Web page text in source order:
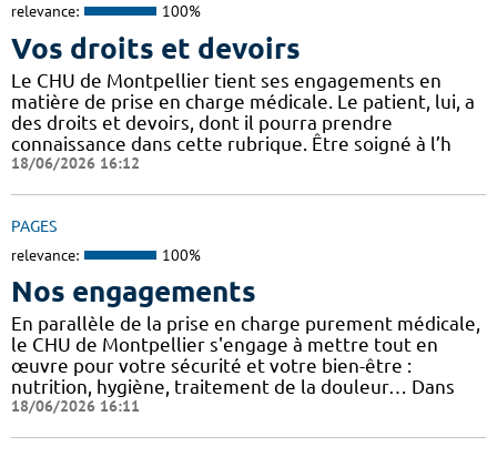
relevance: 100%
Vos droits et devoirs
Le CHU de Montpellier tient ses engagements en
matière de prise en charge médicale. Le patient, lui, a
des droits et devoirs, dont il pourra prendre
connaissance dans cette rubrique. Être soigné à l’h
18/06/2026 16:12
PAGES
relevance: 100%
Nos engagements
En parallèle de la prise en charge purement médicale,
le CHU de Montpellier s'engage à mettre tout en
œuvre pour votre sécurité et votre bien-être :
nutrition, hygiène, traitement de la douleur… Dans
18/06/2026 16:11